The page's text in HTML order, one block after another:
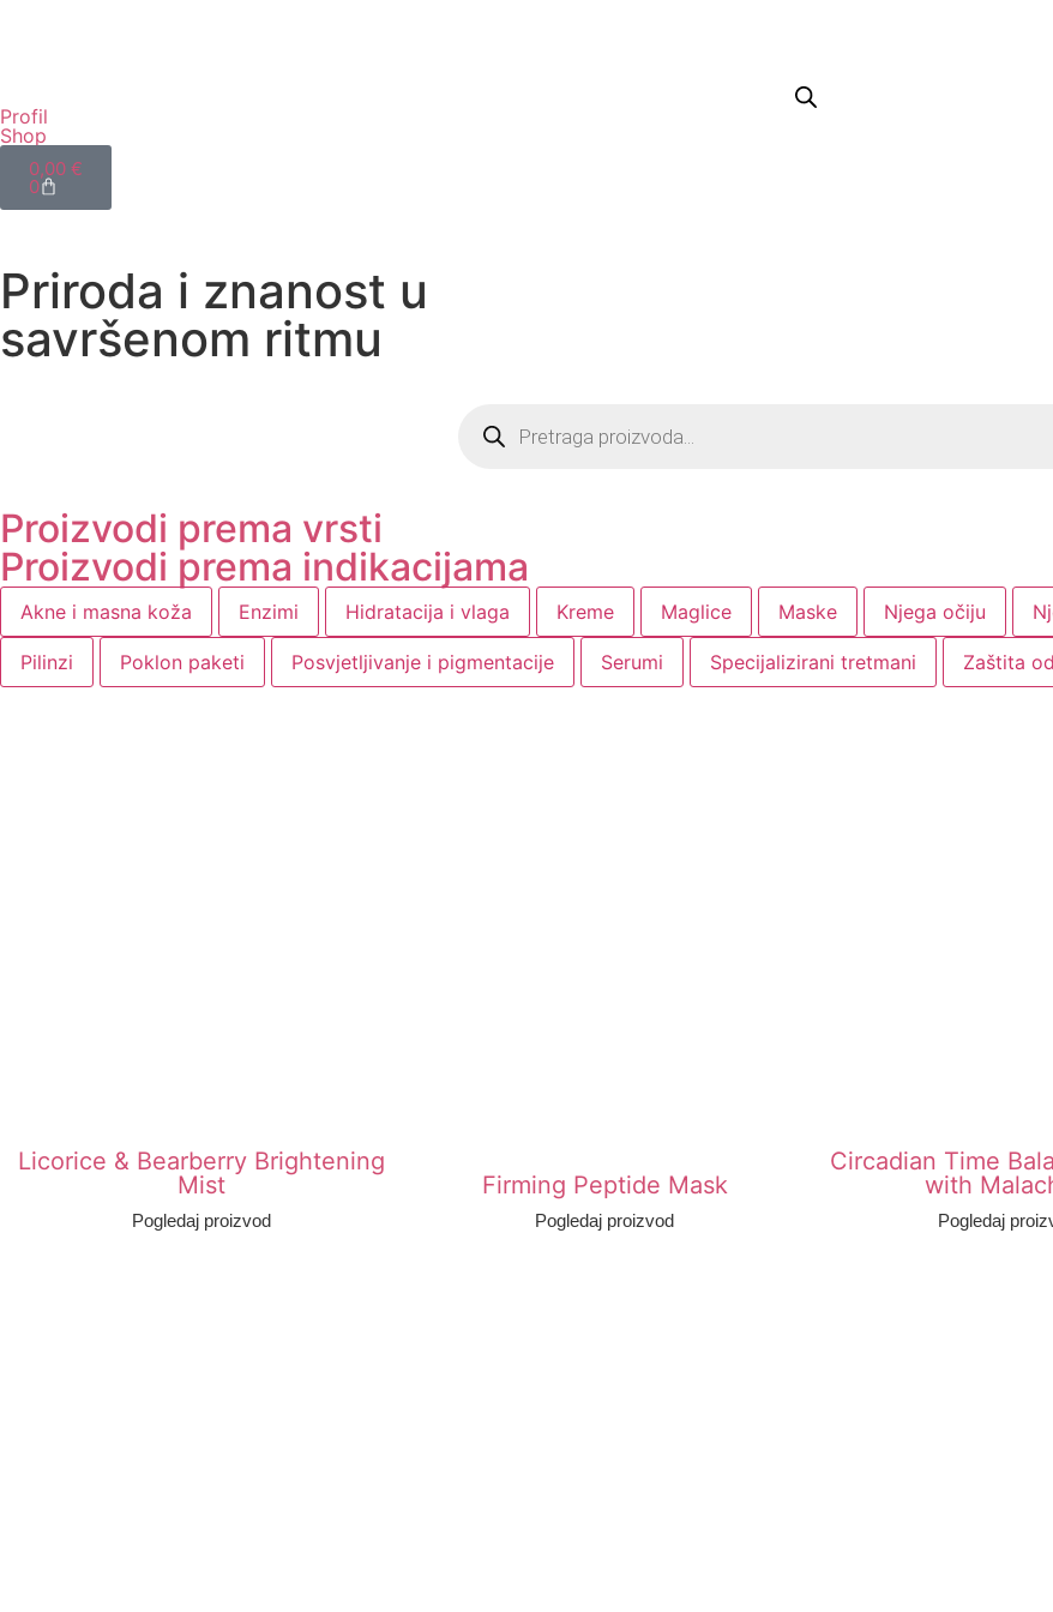
Profil
Shop
0,00 €
0
Priroda i znanost u
savršenom ritmu
Proizvodi prema vrsti
Proizvodi prema indikacijama
Akne i masna koža Enzimi Hidratacija i vlaga Kreme Maglice Maske Njega očiju
Pilinzi Poklon paketi Posvjetljivanje i pigmentacije Serumi Specijalizirani tretmani Zaštita
Licorice & Bearberry Brightening
Mist
Pogledaj proizvod
Firming Peptide Mask
Pogledaj proizvod
Circadian Time
with
Pogledaj